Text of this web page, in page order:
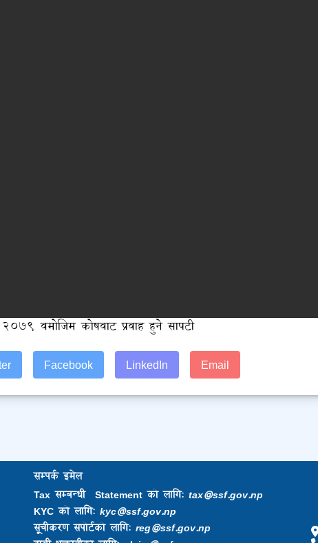
२०७९ वमोजिम कोषवाट प्रवाह हुने सापटी
Facebook LinkedIn Email
सम्पर्क इमेल
Tax सम्बन्धी Statement को लागि: tax@ssf.gov.np
KYC को लागि: kyc@ssf.gov.np
सूचीकरण सपोर्टको लागि: reg@ssf.gov.np